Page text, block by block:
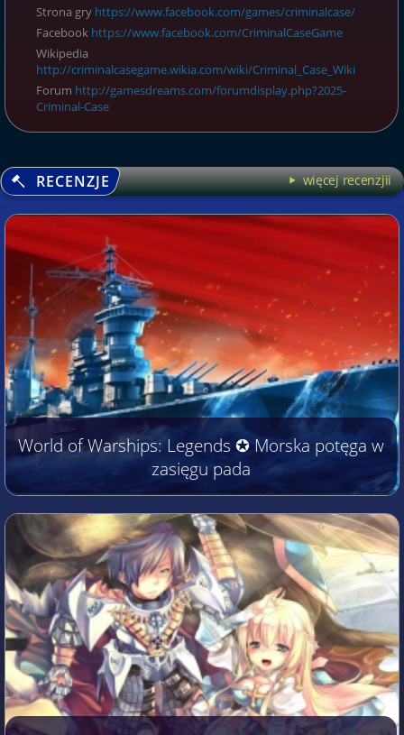
Strona gry https://www.facebook.com/games/criminalcase/
Facebook https://www.facebook.com/CriminalCaseGame
Wikipedia
http://criminalcasegame.wikia.com/wiki/Criminal_Case_Wiki
Forum http://gamesdreams.com/forumdisplay.php?2025-
Criminal-Case
RECENZJE więcej recenzjii
World of Warships: Legends ✪ Morska potęga w
zasięgu pada